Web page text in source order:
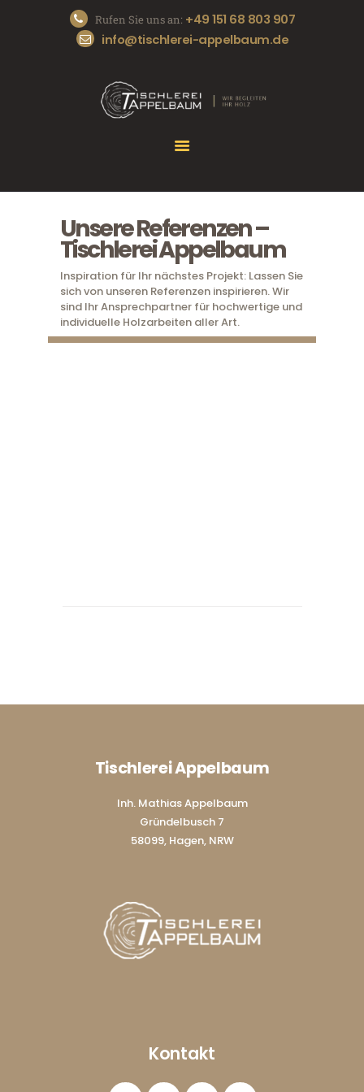
Rufen Sie uns an: +49 151 68 803 907
info@tischlerei-appelbaum.de
START
DIE TISCHLEREI
UNSERE SERVICES
Unsere Referenzen –
Tischlerei Appelbaum
Inspiration für Ihr nächstes Projekt: Lassen Sie
sich von unseren Referenzen inspirieren. Wir
sind Ihr Ansprechpartner für hochwertige und
individuelle Holzarbeiten aller Art.
Tischlerei Appelbaum
Inh. Mathias Appelbaum
Gründelbusch 7
58099, Hagen, NRW
Kontakt